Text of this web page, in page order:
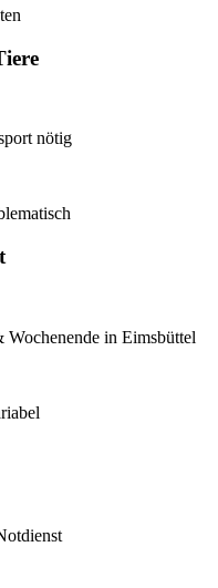
nötig
Wochenende in Eimsbüttel